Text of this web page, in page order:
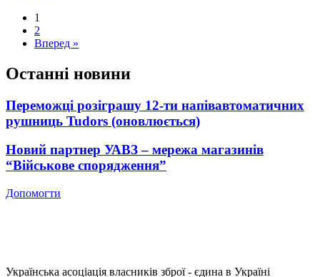
1
2
Вперед »
Останні новини
Переможці розіграшу 12-ти напівавтоматичних
рушниць Tudors (оновлюється)
Новий партнер УАВЗ – мережа магазинів
“Військове спорядження”
Допомогти
Українська асоціація власників зброї - єдина в Україні